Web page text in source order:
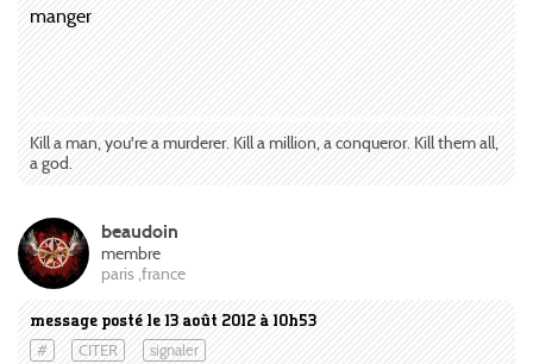
manger
Kill a man, you're a murderer. Kill a million, a conqueror. Kill them all,
a god.
message posté le 13 août 2012 à 10h53
# CITER signaler
beaudoin
membre
paris ,france